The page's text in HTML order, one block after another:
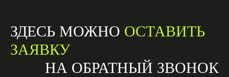
ЗДЕСЬ МОЖНО ОСТАВИТЬ
ЗАЯВКУ
НА ОБРАТНЫЙ ЗВОНОК